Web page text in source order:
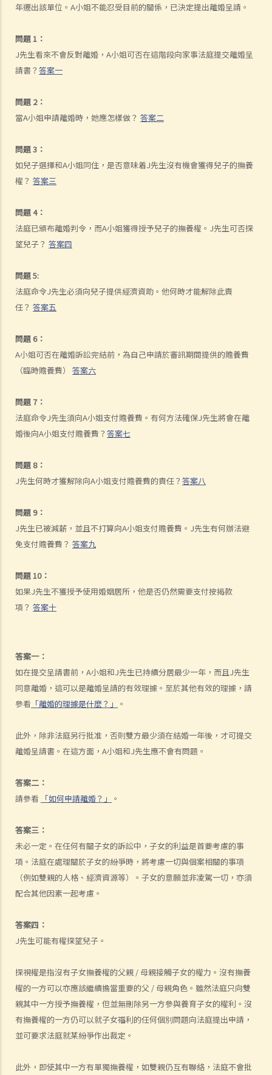
年遷出該單位。A小姐不能忍受目前的關係，已決定提出離婚呈請。
問題 1：
J先生看來不會反對離婚，A小姐可否在這階段向家事法庭提交離婚呈
請書？ 答案一
問題 2：
當A小姐申請離婚時，她應怎樣做？ 答案二
問題 3：
如兒子選擇和A小姐同住，是否意味着J先生沒有機會獲得兒子的撫養
權？ 答案三
問題 4：
法庭已頒布離婚判令，而A小姐獲得授予兒子的撫養權。J先生可否探
望兒子？ 答案四
問題 5:
法庭命令J先生必須向兒子提供經濟資助。他何時才能解除此責
任？ 答案五
問題 6：
A小姐可否在離婚訴訟完結前，為自己申請於審訊期間提供的贍養費
（臨時贍養費） 答案六
問題 7：
法庭命令J先生須向A小姐支付贍養費。有何方法確保J先生將會在離
婚後向A小姐支付贍養費？ 答案七
問題 8：
J先生何時才獲解除向A小姐支付贍養費的責任？ 答案八
問題 9：
J先生已被減薪，並且不打算向A小姐支付贍養費。J先生有何辦法避
免支付贍養費？ 答案九
問題 10：
如果J先生不獲授予使用婚姻居所，他是否仍然需要支付按揭款
項？ 答案十
答案一：
如在提交呈請書前，A小姐和J先生已持續分居最少一年，而且J先生
同意離婚，這可以是離婚呈請的有效理據。至於其他有效的理據，請
參看 「離婚的理據是什麼？」 。
此外，除非法庭另行批准，否則雙方最少須在結婚一年後，才可提交
離婚呈請書。在這方面，A小姐和J先生應不會有問題。
答案二：
請參看 「如何申請離婚？」 。
答案三：
未必一定。在任何有關子女的訴訟中，子女的利益是首要考慮的事
項。法庭在處理關於子女的紛爭時，將考慮一切與個案相關的事項
（例如雙親的人格、經濟資源等）。子女的意願並非凌駕一切，亦須
配合其他因素一起考慮。
答案四：
J先生可能有權探望兒子。
探視權是指沒有子女撫養權的父親 / 母親接觸子女的權力。沒有撫養
權的一方可以亦應該繼續擔當重要的父 / 母親角色。雖然法庭只向雙
親其中一方授予撫養權，但並無刪除另一方參與養育子女的權利。沒
有撫養權的一方仍可以就子女福利的任何個別問題向法庭提出申請，
並可要求法庭就某紛爭作出裁定。
此外，即使其中一方有單獨撫養權，如雙親仍互有聯絡，法庭不會批
B. 婚前協議書及公共政策
1. 如果夫妻打算離婚，簽訂分居協議有甚麼好處？
2. 如果一方在聆訊前不再同意分居協議的條款，應該怎樣處理？
A. 香港居民與海外人士結婚（中國內地人士除外）
B. 香港永久居民與內地人士結婚
G. 已婚人士享有的福利與權益
A. 已婚人士免稅額
H. 重婚
1. 如果我在國外和同性結婚，然後又在香港嫁給別人，算不算重婚？
2. 在離婚呈請中，其中一方已被法庭命令為另一方支付附屬濟助。如果
否可以(a)根據新證據撤銷判決，(b)請求法庭宣告婚姻因重婚而無效，以
A. 香港不接納「事實婚姻」
B. 遺產分配
C. 保障同居伴侶免受暴力對待
E. 同居伴侶分手
1. 婚前協議和同居協議有甚麼區別？
2. 我的伴侶是香港居民，而我不是香港居民。我們一起生活了一年，但
3. 如果我在與伴侶同居時對其居所或所在社區造成損毀，我是否需要承
擔任何責任？
J. 變性人的婚姻
1. 我在香港合法結婚。如果後來我的配偶變性，我的婚姻還有效嗎？
K. 同性婚姻／公民伙伴關係
2. 如何證明一段婚姻是假結婚？
3. 如果我涉及假結婚，這是否自動意味著婚姻為無效？
M. 婚姻狀況記錄
N. 常見問題
1. 在香港結婚有年齡限制嗎？
2. 我的妻子是澳洲人。我想她來香港與我同住。我要怎樣做？
香港再結婚了，我有可能干犯重婚罪嗎？
4. 我懷疑妻子紅杏出牆，我可否藉此理由離婚？
會較少嗎？
6. 我快將要結婚了。我的父親很富有，他不大相信我的未婚夫，建議我
與未婚夫訂立婚姻協議書。甚麼是婚姻協議書？
7. 婚姻協議具法律效力嗎？
父母權利和義務
1. 父親對非婚生子女有父母權利嗎？如果非婚生子女在出生登記時未有
註冊父親名字，該名父親其後是否可以行使父母權利？需要子女的母親
2. 在香港，同性伴侶是否享有與異性伴侶相同的育兒權？
3. 未滿18歲的青少年能不顧父母反對整容嗎？
4. 與父母職責有關的罪行
5. 體罰與暴力：界限是甚麼？
管養和監護兒童
B. 由法庭委任監護人